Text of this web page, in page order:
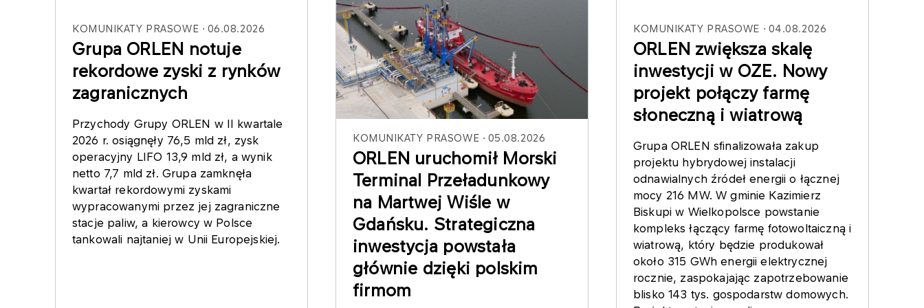
KOMUNIKATY PRASOWE 06.08.2026
Grupa ORLEN notuje
rekordowe zyski z rynków
zagranicznych
Przychody Grupy ORLEN w II kwartale
2026 r. osiągnęły 76,5 mld zł, zysk
operacyjny LIFO 13,9 mld zł, a wynik
netto 7,7 mld zł. Grupa zamknęła
kwartał rekordowymi zyskami
wypracowanymi przez jej zagraniczne
stacje paliw, a kierowcy w Polsce
tankowali najtaniej w Unii Europejskiej.
KOMUNIKATY PRASOWE 05.08.2026
ORLEN uruchomił Morski
Terminal Przeładunkowy
na Martwej Wiśle w
Gdańsku. Strategiczna
inwestycja powstała
głównie dzięki polskim
firmom
KOMUNIKATY PRASOWE 04.08.2026
ORLEN zwiększa skalę
inwestycji w OZE. Nowy
projekt połączy farmę
słoneczną i wiatrową
Grupa ORLEN sfinalizowała zakup
projektu hybrydowej instalacji
odnawialnych źródeł energii o łącznej
mocy 216 MW. W gminie Kazimierz
Biskupi w Wielkopolsce powstanie
kompleks łączący farmę fotowoltaiczną i
wiatrową, który będzie produkował
około 315 GWh energii elektrycznej
rocznie, zaspokajając zapotrzebowanie
blisko 143 tys. gospodarstw domowych.